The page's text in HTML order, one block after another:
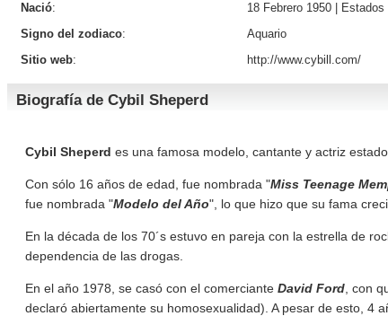
Nació: 18 Febrero 1950 |
Estados
Signo del zodiaco:
Aquario
Sitio web: http://www.cybill.com/
Biografía de Cybil Sheperd
Cybil Sheperd es una famosa modelo, cantante y actriz
Con sólo 16 años de edad, fue nombrada "Miss Teenage
fue nombrada "Modelo del Año", lo que hizo que su fama
En la década de los 70´s estuvo en pareja con la estrella de
dependencia de las drogas.
En el año 1978, se casó con el comerciante David Ford , con
declaró abiertamente su homosexualidad). A pesar de esto, 4